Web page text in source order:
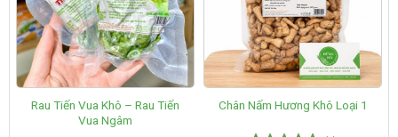
Rau Tiến Vua Khô – Rau Tiến
Vua Ngâm
Chân Nấm Hương Khô Loại 1